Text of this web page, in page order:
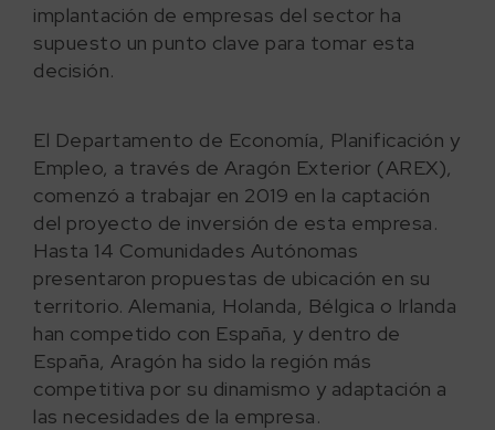
implantación de empresas del sector ha
supuesto un punto clave para tomar esta
decisión.
El Departamento de Economía, Planificación y
Empleo, a través de Aragón Exterior (AREX),
comenzó a trabajar en 2019 en la captación
del proyecto de inversión de esta empresa.
Hasta 14 Comunidades Autónomas
presentaron propuestas de ubicación en su
territorio. Alemania, Holanda, Bélgica o Irlanda
han competido con España, y dentro de
España, Aragón ha sido la región más
competitiva por su dinamismo y adaptación a
las necesidades de la empresa.